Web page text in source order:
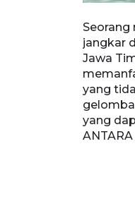
Seorang
jangkar
Jawa
yang
yang